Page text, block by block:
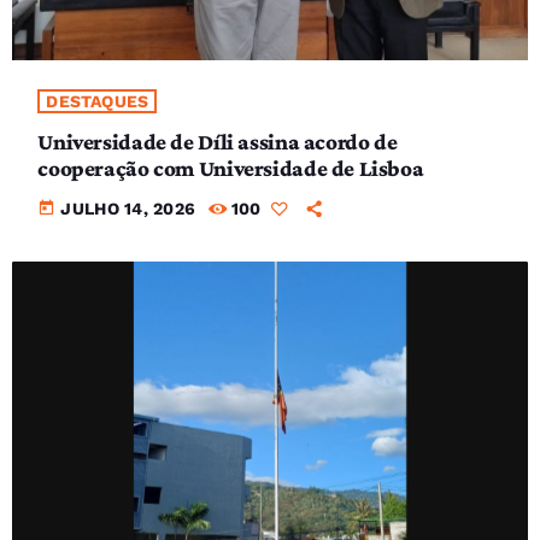
DESTAQUES
Universidade de Díli assina acordo de
cooperação com Universidade de Lisboa
today JULHO 14, 2026 100